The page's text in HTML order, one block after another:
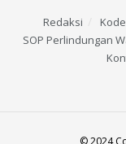
Redaksi
SOP Perlindungan